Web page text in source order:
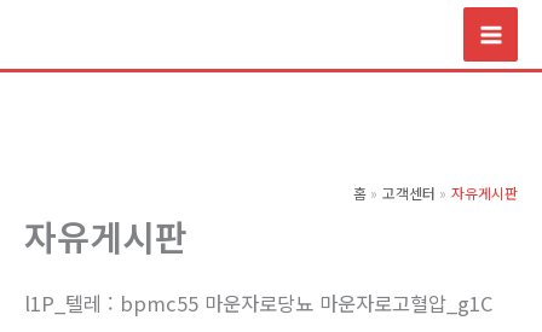
츠
홈 고객센터 자유게시판
자유게시판
l1P_텔레 : bpmc55 마운자로당뇨 마운자로고혈압_g1C